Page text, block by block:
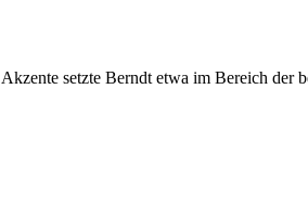
setzte Berndt etwa im Bereich der